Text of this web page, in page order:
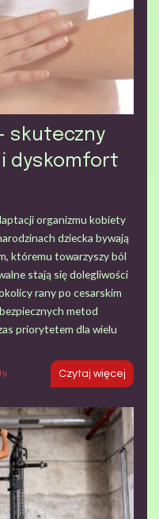
skuteczny
dyskomfort
organizmu kobiety
dziecka bywają
któremu towarzyszy ból
stają się dolegliwości
rany po cesarskim
metod
priorytetem dla wielu
Czytaj więcej